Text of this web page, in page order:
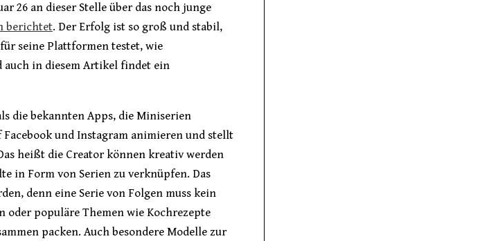
26 an dieser Stelle über das noch junge
berichtet. Der Erfolg ist so groß und stabil,
seine Plattformen testet, wie
auch in diesem Artikel findet ein
die bekannten Apps, die Miniserien
und Instagram animieren und stellt
heißt die Creator können kreativ werden
in Form von Serien zu verknüpfen. Das
denn eine Serie von Folgen muss kein
oder populäre Themen wie Kochrezepte
packen. Auch besondere Modelle zur